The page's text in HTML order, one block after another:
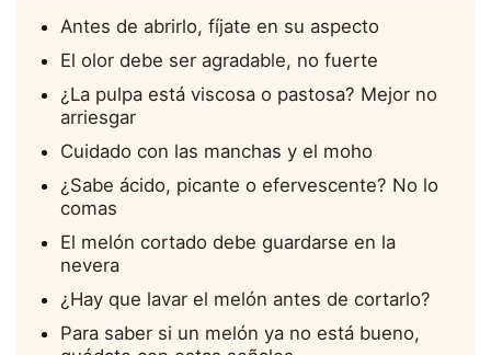
Antes de abrirlo, fíjate en su aspecto
El olor debe ser agradable, no fuerte
¿La pulpa está viscosa o pastosa? Mejor no
arriesgar
Cuidado con las manchas y el moho
¿Sabe ácido, picante o efervescente? No lo
comas
El melón cortado debe guardarse en la
nevera
¿Hay que lavar el melón antes de cortarlo?
Para saber si un melón ya no está bueno,